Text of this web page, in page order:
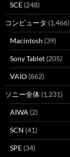
SCE (248)
コンピュータ (1,466)
Macintosh (39)
Sony Tablet (205)
VAIO (862)
ソニー全体 (1,231)
AIWA (2)
SCN (41)
SPE (34)